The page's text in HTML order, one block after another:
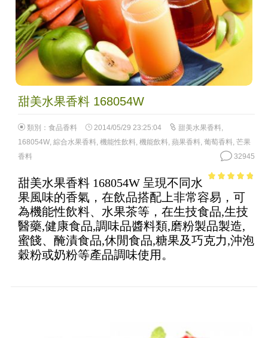
甜美水果香料 168054W
類別： 食品香料 2014/05/29 23:25:04 甜美水果香料,
168054W, 綜合水果香料, 機能性飲料, 機能飲料, 蘋果香料, 葡萄香料, 芒果
香料
32945
5
甜美水果香料 168054W 呈現不同水
果風味的香氣，在飲品搭配上非常容易，可
為機能性飲料、水果茶等，在生技食品,生技
醫藥,健康食品,調味品醬料類,磨粉製品製造,
蜜餞、醃漬食品,休閒食品,糖果及巧克力,沖泡
穀粉或奶粉等產品調味使用。